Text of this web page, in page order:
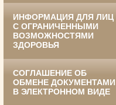
в период с 1965 по 1984 гг.
ИНФОРМАЦИЯ ДЛЯ ЛИЦ
С ОГРАНИЧЕННЫМИ
ВОЗМОЖНОСТЯМИ
ЗДОРОВЬЯ
СОГЛАШЕНИЕ ОБ
ОБМЕНЕ ДОКУМЕНТАМИ
В ЭЛЕКТРОННОМ ВИДЕ